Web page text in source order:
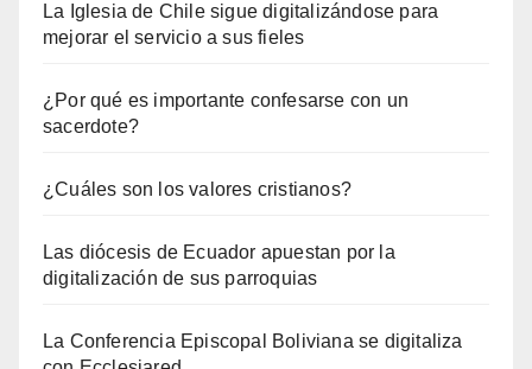
La Iglesia de Chile sigue digitalizándose para
mejorar el servicio a sus fieles
¿Por qué es importante confesarse con un
sacerdote?
¿Cuáles son los valores cristianos?
Las diócesis de Ecuador apuestan por la
digitalización de sus parroquias
La Conferencia Episcopal Boliviana se digitaliza